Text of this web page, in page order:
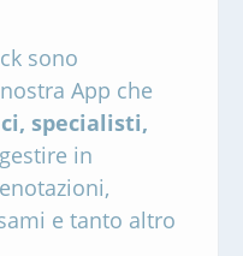
sono
App che
specialisti,
in
e tanto altro